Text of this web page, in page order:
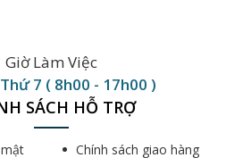
Giờ Làm Việc
7 ( 8h00 - 17h00 )
SÁCH HỖ TRỢ
Chính sách giao hàng